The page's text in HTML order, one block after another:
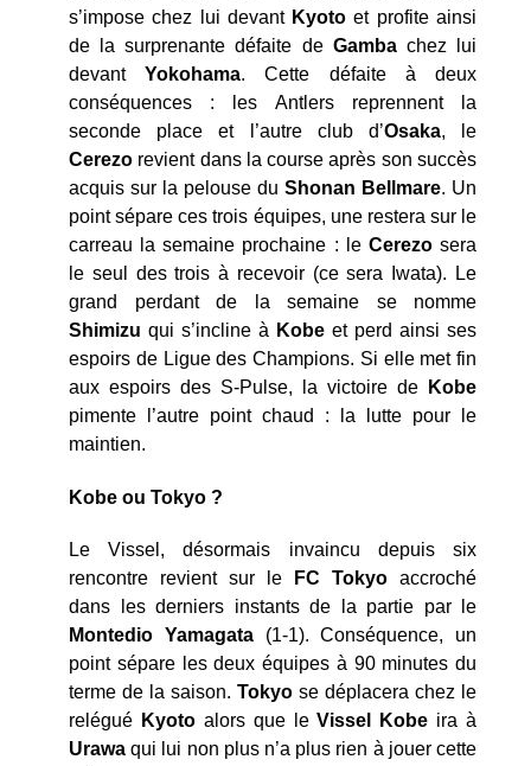
s’impose chez lui devant Kyoto et profite ainsi
de la surprenante défaite de Gamba chez lui
devantYokohama. Cette défaite à deux
conséquences : les Antlers reprennent la
seconde place et l’autre club d’Osaka, le
Cerezo revient dans la course après son succès
acquis sur la pelouse du Shonan Bellmare. Un
point sépare ces trois équipes, une restera sur le
carreau la semaine prochaine : leCerezosera
le seul des trois à recevoir (ce sera Iwata). Le
grand perdant de la semaine se nomme
Shimizu qui s’incline à Kobe et perd ainsi ses
espoirs de Ligue des Champions. Si elle met fin
aux espoirs des S-Pulse, la victoire de
Kobe
pimente l’autre point chaud : la lutte pour le
maintien.
Kobe ou Tokyo ?
Le Vissel, désormais invaincu depuis six
rencontre revient sur le FC Tokyo accroché
dans les derniers instants de la partie par le
Montedio Yamagata(1-1). Conséquence, un
point sépare les deux équipes à 90 minutes du
terme de la saison. Tokyo se déplacera chez le
relégué Kyotoalors que leVissel Kobe ira à
Urawaqui lui non plus n’a plus rien à jouer cette